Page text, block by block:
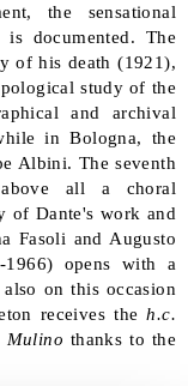
the sensational
documented. The
of his death (1921),
study of the
and archival
in Bologna, the
Albini. The seventh
all a choral
of Dante's work and
Fasoli and Augusto
1966) opens with a
on this occasion
receives theh.c.
Mulino thanks to the